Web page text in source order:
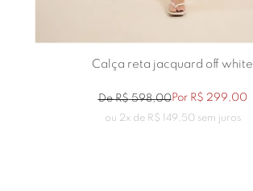
Calça reta jacquard off white
DeR$ 598,00Por R$ 299,00
ou 2x de R$ 149 50sem juros